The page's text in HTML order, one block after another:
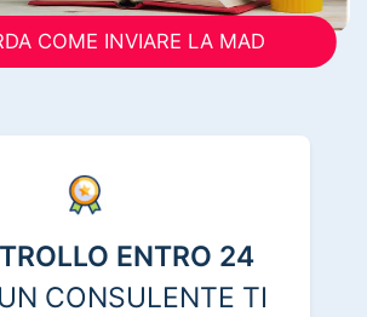
COME INVIARE LA MAD
ENTRO 24
UN CONSULENTE TI